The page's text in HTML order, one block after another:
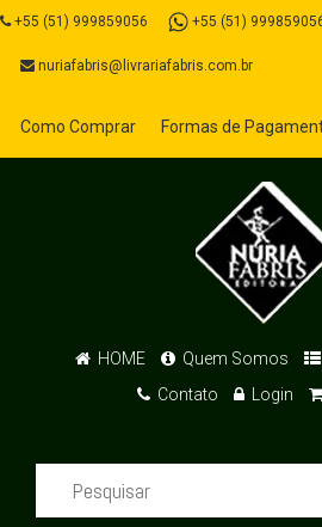
+55 (51) 999859056 +55 (51)
nuriafabris@livrariafabris.com.br
Como Comprar Formas de
HOME Quem Somos
Contato
Login